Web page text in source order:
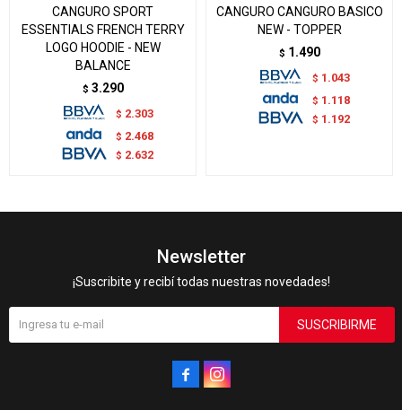
CANGURO SPORT
ESSENTIALS FRENCH TERRY
LOGO HOODIE - NEW
BALANCE
$ 3.290
$ 2.303
$ 2.468
$ 2.632
CANGURO CANGURO BASICO
NEW - TOPPER
$ 1.490
$ 1.043
$ 1.118
$ 1.192
Newsletter
¡Suscribite y recibí todas nuestras novedades!
SUSCRIBIRME
 